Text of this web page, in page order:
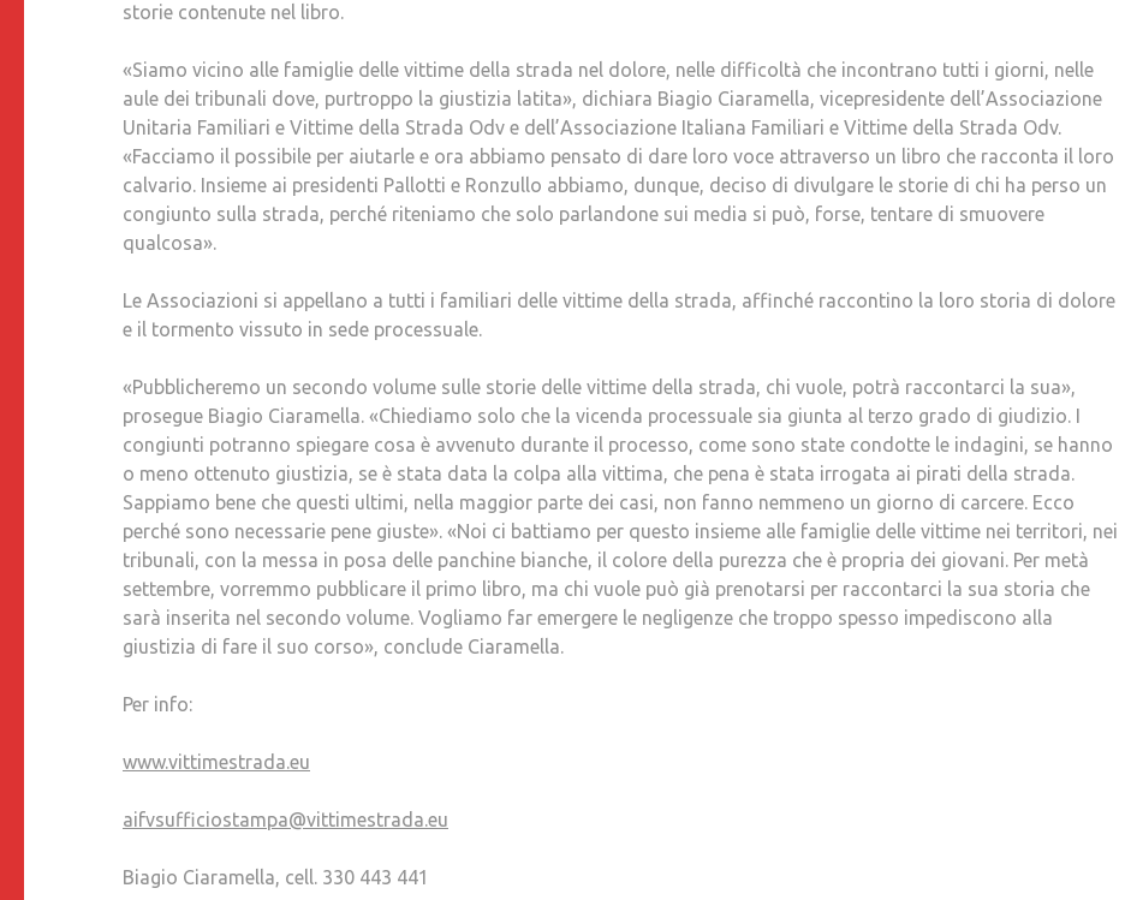
storie contenute nel libro.
«Siamo vicino alle famiglie delle vittime della strada nel dolore, nelle difficoltà che incontrano tutti i giorni, nelle
aule dei tribunali dove, purtroppo la giustizia latita», dichiara Biagio Ciaramella, vicepresidente dell’Associazione
Unitaria Familiari e Vittime della Strada Odv e dell’Associazione Italiana Familiari e Vittime della Strada Odv.
«Facciamo il possibile per aiutarle e ora abbiamo pensato di dare loro voce attraverso un libro che racconta il loro
calvario. Insieme ai presidenti Pallotti e Ronzullo abbiamo, dunque, deciso di divulgare le storie di chi ha perso un
congiunto sulla strada, perché riteniamo che solo parlandone sui media si può, forse, tentare di smuovere
qualcosa».
Le Associazioni si appellano a tutti i familiari delle vittime della strada, affinché raccontino la loro storia di dolore
e il tormento vissuto in sede processuale.
«Pubblicheremo un secondo volume sulle storie delle vittime della strada, chi vuole, potrà raccontarci la sua»,
prosegue Biagio Ciaramella. «Chiediamo solo che la vicenda processuale sia giunta al terzo grado di giudizio. I
congiunti potranno spiegare cosa è avvenuto durante il processo, come sono state condotte le indagini, se hanno
o meno ottenuto giustizia, se è stata data la colpa alla vittima, che pena è stata irrogata ai pirati della strada.
Sappiamo bene che questi ultimi, nella maggior parte dei casi, non fanno nemmeno un giorno di carcere. Ecco
perché sono necessarie pene giuste». «Noi ci battiamo per questo insieme alle famiglie delle vittime nei territori, nei
tribunali, con la messa in posa delle panchine bianche, il colore della purezza che è propria dei giovani. Per metà
settembre, vorremmo pubblicare il primo libro, ma chi vuole può già prenotarsi per raccontarci la sua storia che
sarà inserita nel secondo volume. Vogliamo far emergere le negligenze che troppo spesso impediscono alla
giustizia di fare il suo corso», conclude Ciaramella.
Per info:
www.vittimestrada.eu
aifvsufficiostampa@vittimestrada.eu
Biagio Ciaramella, cell. 330 443 441